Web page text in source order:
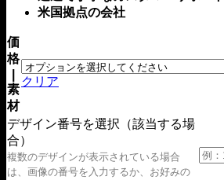
米国拠点の会社
価
格
素
材
クリア
デザイン番号を選択（該当する場
合）
複数のデザインが表示されている場合
は、画像の番号を入力するか、お好みの